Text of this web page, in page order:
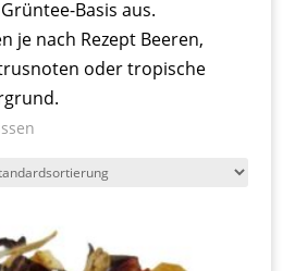
Basis aus.
je nach Rezept Beeren,
oder tropische